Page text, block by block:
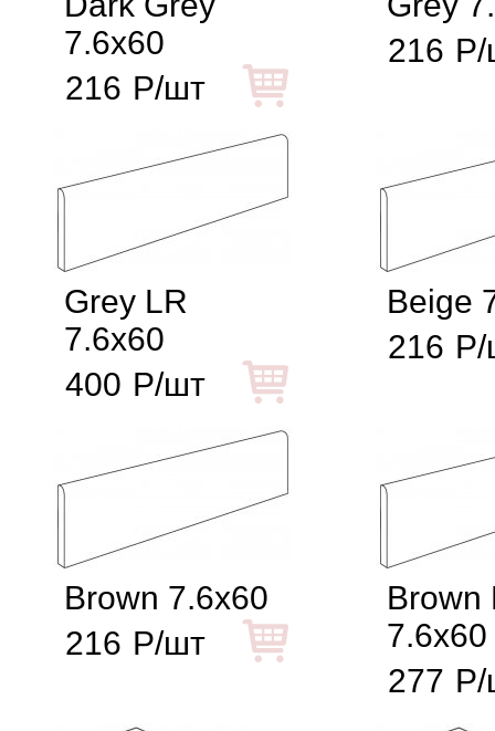
7.6x60
216 Р/шт
216 Р/
Grey LR
7.6x60
400 Р/шт
Beige
216 Р/
Brown 7.6x60
216 Р/шт
Brown
7.6x60
277 Р/